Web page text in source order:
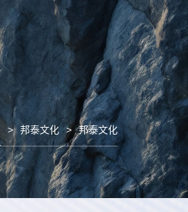
> 邦泰文化 > 邦泰文化